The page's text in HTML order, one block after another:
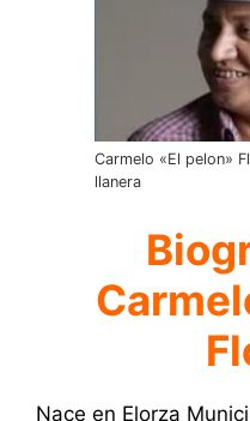
Carmelo «El pelon»
llanera
Nace en Elorza